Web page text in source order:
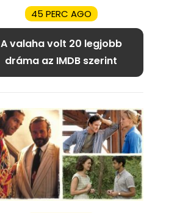
45 PERC AGO
A valaha volt 20 legjobb
dráma az IMDB szerint